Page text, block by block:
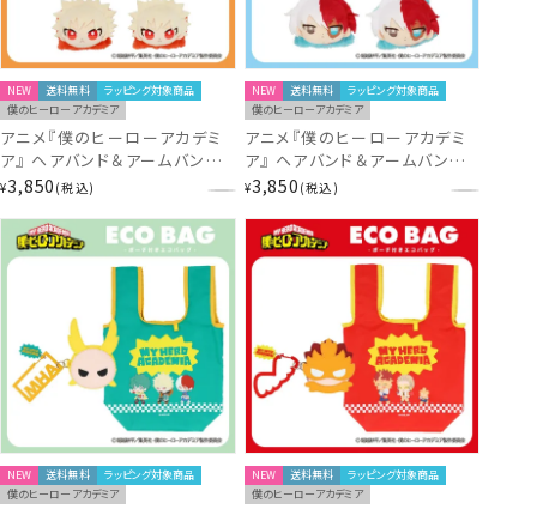
NEW 送料無料
ラッピング対象商品
僕のヒーローアカデミア
アニメ『僕のヒーローアカデミ
ア』 ヘアバンド＆アームバンド
＜ 爆豪勝己 ＞ MH30492 ヒロ
¥3,850 税込
NEW 送料無料
ラッピング対象商品
僕のヒーローアカデミア
アニメ『僕のヒーローアカデミ
ア』 ヘアバンド＆アームバンド
＜ 轟焦凍 ＞ MH30493 ヒロア
¥3,850 税込
NEW 送料無料
ラッピング対象商品
僕のヒーローアカデミア
NEW 送料無料
ラッピング対象商品
僕のヒーローアカデミア